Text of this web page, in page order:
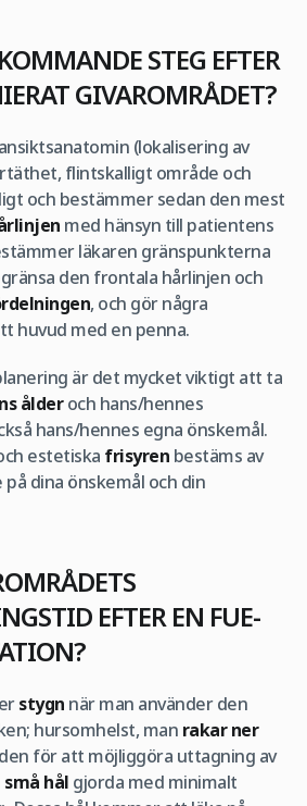
STEG EFTER
GIVAROMRÅDET?
(lokalisering av
flintskalligt område och
och bestämmer sedan den mest
med hänsyn till patientens
läkaren gränspunkterna
den frontala hårlinjen och
, och gör några
huvud med en penna.
är det mycket viktigt att ta
ålderoch hans/hennes
hans/hennes egna önskemål.
estetiska frisyren bestäms av
dina önskemål och din
EFTER EN FUE-
stygn när man använder den
hursomhelst, man rakar ner
för att möjliggöra uttagning av
små hål gjorda med minimalt